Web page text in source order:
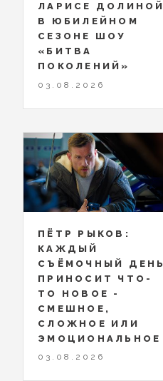
ЛАРИСЕ ДОЛИНОЙ
В ЮБИЛЕЙНОМ
СЕЗОНЕ ШОУ
«БИТВА
ПОКОЛЕНИЙ»
03.08.2026
ПЁТР РЫКОВ:
КАЖДЫЙ
СЪЁМОЧНЫЙ ДЕНЬ
ПРИНОСИТ ЧТО-
ТО НОВОЕ -
СМЕШНОЕ,
СЛОЖНОЕ ИЛИ
ЭМОЦИОНАЛЬНОЕ
03.08.2026